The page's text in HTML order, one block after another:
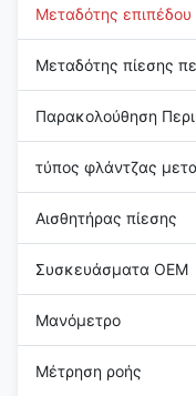
Μεταδότης επιπέδου
Μεταδότης πίεσης
Παρακολούθηση
τύπος φλάντζας
Αισθητήρας πίεσης
Συσκευάσματα OEM
Μανόμετρο
Μέτρηση ροής